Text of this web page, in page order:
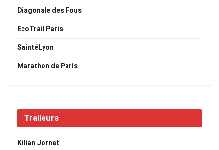
Diagonale des Fous
EcoTrail Paris
SaintéLyon
Marathon de Paris
Traileurs
Kilian Jornet